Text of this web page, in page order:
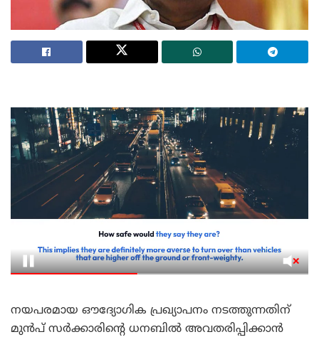
നയപരമായ ഔദ്യോഗിക പ്രഖ്യാപനം നടത്തുന്നതിന്
മുൻപ് സർക്കാരിന്റെ ധനബിൽ അവതരിപ്പിക്കാൻ